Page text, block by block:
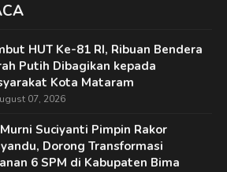
HUT Ke-81 RI, Ribuan Bendera
Putih Dibagikan kepada
Kota Mataram
07, 2026
Suciyanti Pimpin Rakor
Dorong Transformasi
6 SPM di Kabupaten Bima